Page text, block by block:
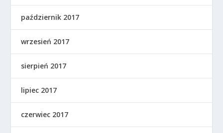
październik 2017
wrzesień 2017
sierpień 2017
lipiec 2017
czerwiec 2017